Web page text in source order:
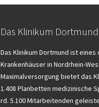
Das Klinikum Dortmund
Das Klinikum Dortmund ist
Krankenhäuser in Nordrhein-
Maximalversorgung bietet das
1.408 Planbetten medizinische
rd. 5.100 Mitarbeitenden